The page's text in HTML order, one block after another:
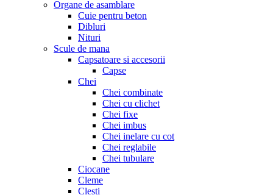
Organe de asamblare
Cuie pentru beton
Dibluri
Nituri
Scule de mana
Capsatoare si accesorii
Capse
Chei
Chei combinate
Chei cu clichet
Chei fixe
Chei imbus
Chei inelare cu cot
Chei reglabile
Chei tubulare
Ciocane
Cleme
Clesti